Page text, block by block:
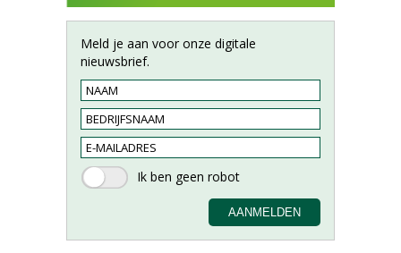
Meld je aan voor onze digitale
nieuwsbrief.